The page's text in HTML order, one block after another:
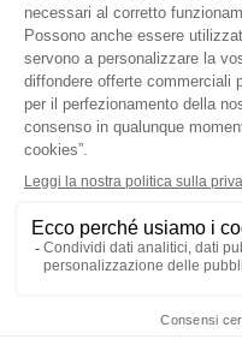
Blog
Dove siamo
Contattaci
I nostri marchi